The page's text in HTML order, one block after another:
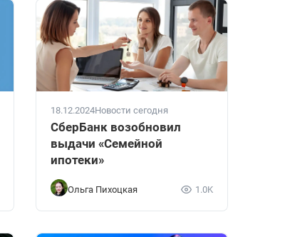
18.12.2024Новости сегодня
СберБанк возобновил
выдачи «Семейной
ипотеки»
Ольга Пихоцкая 1.0K